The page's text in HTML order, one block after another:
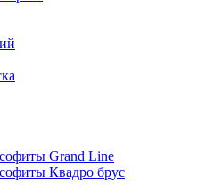
Grand Line
Квадро брус